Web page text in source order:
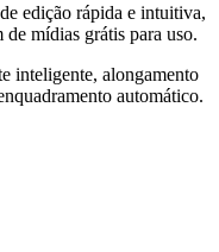
edição rápida e intuitiva,
de mídias grátis para uso.
inteligente, alongamento
automático.